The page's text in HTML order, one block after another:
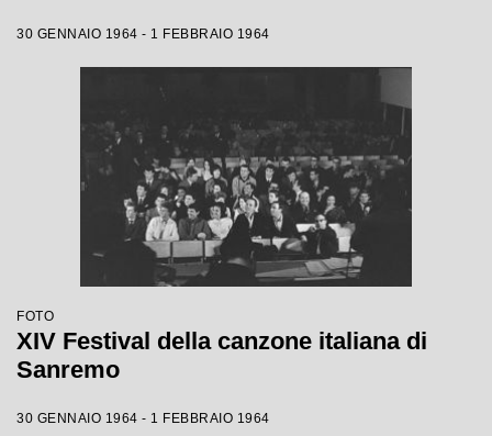
30 GENNAIO 1964 - 1 FEBBRAIO 1964
FOTO
XIV Festival della canzone italiana di
Sanremo
30 GENNAIO 1964 - 1 FEBBRAIO 1964